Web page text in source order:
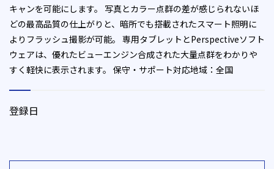
キャンを可能にします。 写真とカラー点群の差が感じられないほ
どの最高品質の仕上がりと、暗所でも搭載されたスマート照明に
よりフラッシュ撮影が可能。 専用タブレットとPerspectiveソフト
ウェアは、優れたビューエンジン合成された大量点群をわかりや
すく軽快に表示されます。 保守・サポート対応地域：全国
登録日